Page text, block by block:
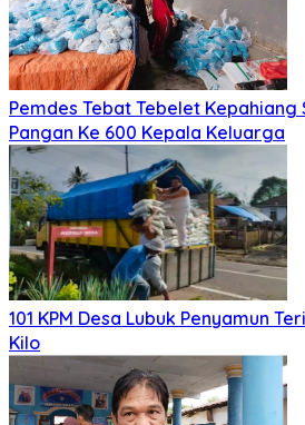
Pemdes Tebat Tebelet Kepahiang
Pangan Ke 600 Kepala Keluarga
101 KPM Desa Lubuk Penyamun
Kilo